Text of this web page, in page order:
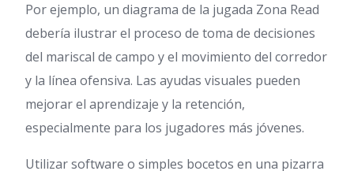
Por ejemplo, un diagrama de la jugada Zona Read
debería ilustrar el proceso de toma de decisiones
del mariscal de campo y el movimiento del corredor
y la línea ofensiva. Las ayudas visuales pueden
mejorar el aprendizaje y la retención,
especialmente para los jugadores más jóvenes.
Utilizar software o simples bocetos en una pizarra